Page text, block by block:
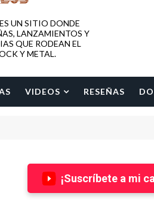
UN SITIO DONDE
LANZAMIENTOS Y
QUE RODEAN EL
Y METAL.
VIDEOS RESEÑAS
¡Suscríbete a mi